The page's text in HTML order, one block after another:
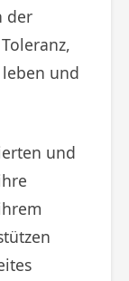
der
und
und